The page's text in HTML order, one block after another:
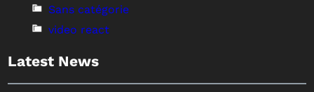
Sans catégorie
video react
Latest News